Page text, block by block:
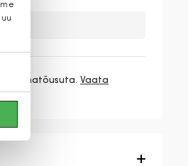
hinnatõusuta. Vaata